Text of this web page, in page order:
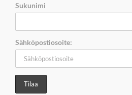
Sukunimi
Sähköpostiosoite: